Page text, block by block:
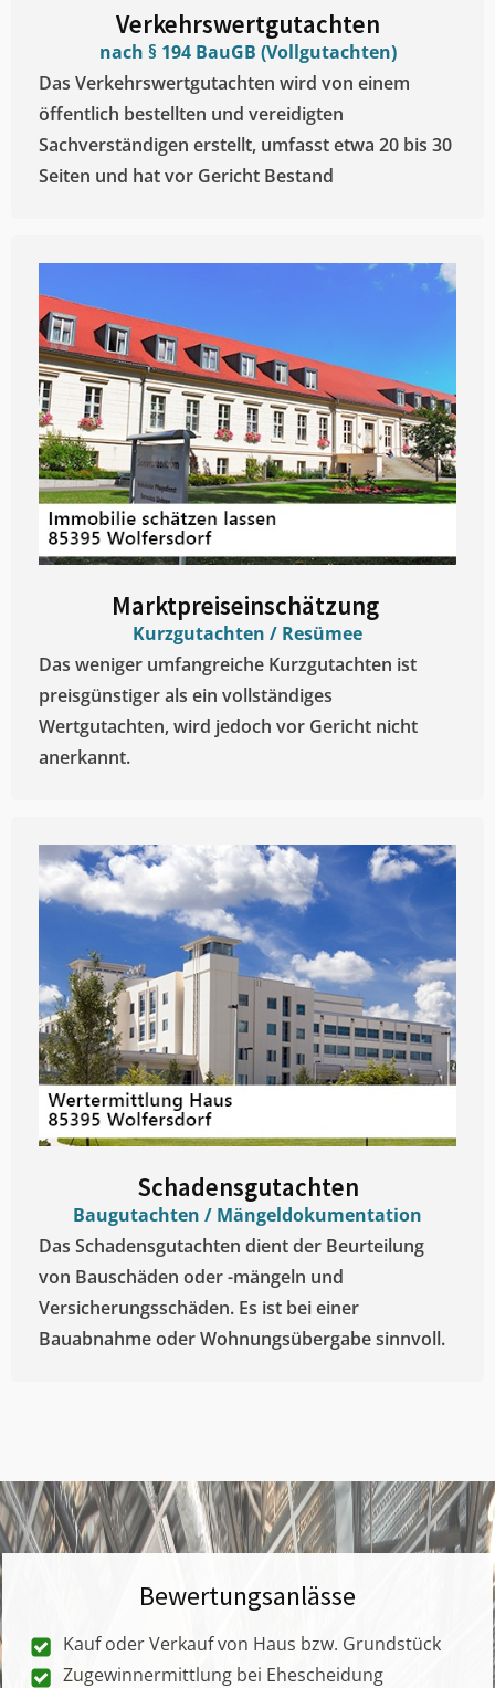
Verkehrswertgutachten
nach § 194 BauGB (Vollgutachten)
Das Verkehrswertgutachten wird von einem
öffentlich bestellten und vereidigten
Sachverständigen erstellt, umfasst etwa 20 bis 30
Seiten und hat vor Gericht Bestand
Marktpreiseinschätzung ​
Kurzgutachten / Resümee
Das weniger umfangreiche Kurzgutachten ist
preisgünstiger als ein vollständiges
Wertgutachten, wird jedoch vor Gericht nicht
anerkannt.
Schadensgutachten
Baugutachten / Mängeldokumentation
Das Schadensgutachten dient der Beurteilung
von Bauschäden oder -mängeln und
Versicherungsschäden. Es ist bei einer
Bauabnahme oder Wohnungsübergabe sinnvoll.
Bewertungsanlässe
Kauf oder Verkauf von Haus bzw. Grundstück
Zugewinnermittlung bei Ehescheidung